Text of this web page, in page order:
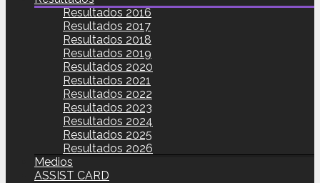
Resultados 2016
Resultados 2017
Resultados 2018
Resultados 2019
Resultados 2020
Resultados 2021
Resultados 2022
Resultados 2023
Resultados 2024
Resultados 2025
Resultados 2026
Medios
ASSIST CARD